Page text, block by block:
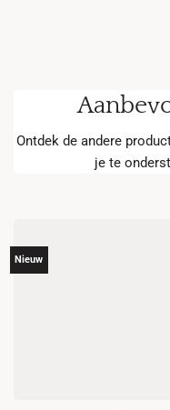
Ontdek de andere
je te
Nieuw